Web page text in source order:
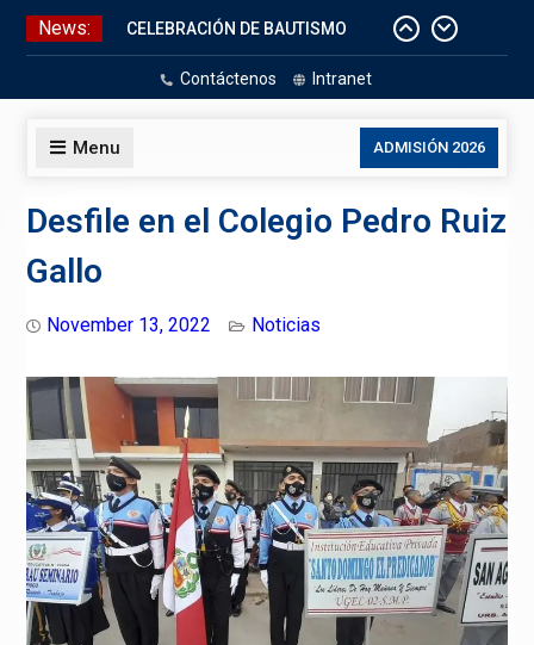
Skip
News:
CELEBRACIÓN DE BAUTISMO
Pizarras Inteligentes
Laboratorios de Cómputo
Contáctenos Intranet
Menu ADMISIÓN 2026
Desfile en el Colegio Pedro Ruiz
Gallo
November 13, 2022 Noticias